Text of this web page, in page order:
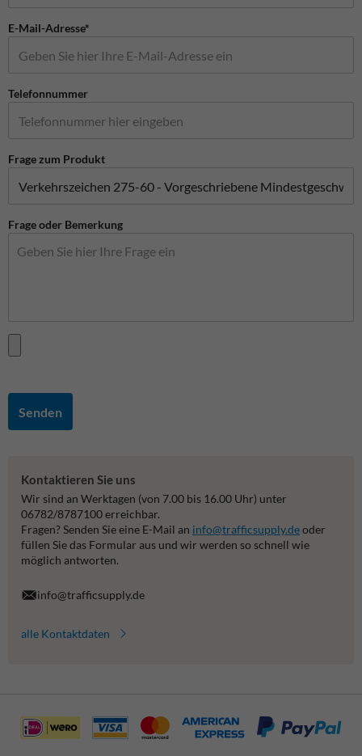
E-Mail-Adresse*
Telefonnummer
Frage zum Produkt
Frage oder Bemerkung
Senden
Kontaktieren Sie uns
Wir sind an Werktagen (von 7.00 bis 16.00 Uhr) unter
06782/8787100 erreichbar.
Fragen? Senden Sie eine E-Mail an info@trafficsupply.deoder
füllen Sie das Formular aus und wir werden so schnell wie
möglich antworten.
info@trafficsupply.de
alle Kontaktdaten